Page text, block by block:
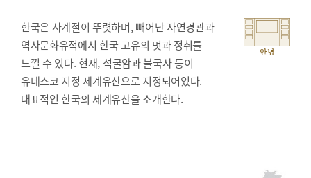
한국은 사계절이 뚜렷하며, 빼어난 자연경관과
역사문화유적에서 한국 고유의 멋과 정취를
느낄 수 있다. 현재, 석굴암과 불국사 등이
유네스코 지정 세계유산으로 지정되어있다.
대표적인 한국의 세계유산을 소개한다.
안녕